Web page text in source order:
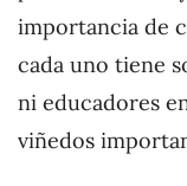
importancia de
cada uno tiene
ni educadores
viñedos